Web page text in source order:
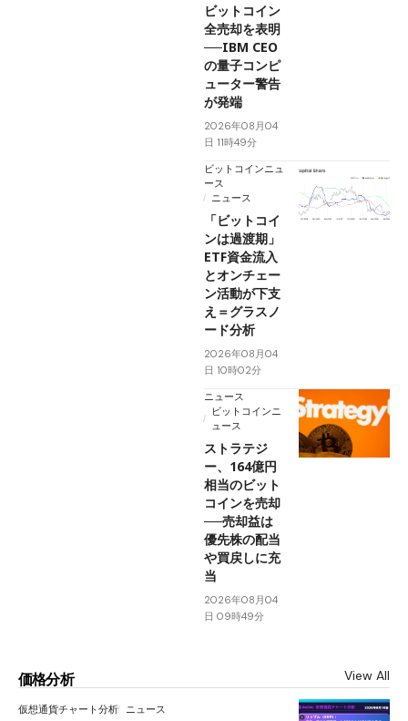
ビットコイン
全売却を表明
──IBM CEO
の量子コンピ
ューター警告
が発端
2026年08月04
日 11時49分
ビットコインニュ
ース
ニュース
「ビットコイ
ンは過渡期」
ETF資金流入
とオンチェー
ン活動が下支
え＝グラスノ
ード分析
2026年08月04
日 10時02分
ニュース
ビットコインニ
ュース
ストラテジ
ー、164億円
相当のビット
コインを売却
──売却益は
優先株の配当
や買戻しに充
当
2026年08月04
日 09時49分
価格分析 View All
仮想通貨チャート分析 ニュース